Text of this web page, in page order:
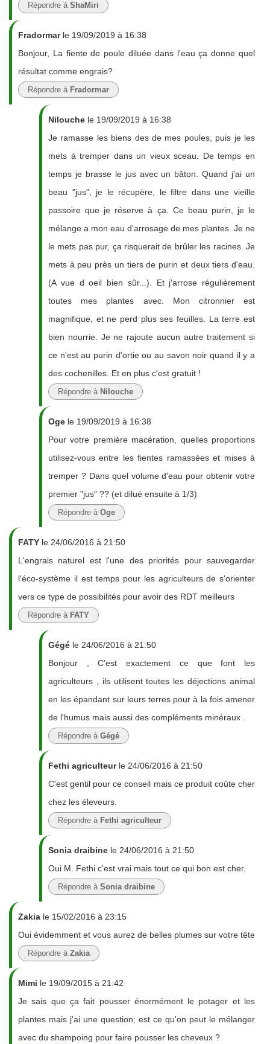
Répondre à ShaMiri
Fradormarle 19/09/2019 à 16:38
Bonjour, La fiente de poule diluée dans l'eau ça donne quel
résultat comme engrais?
Répondre à Fradormar
Nilouche le 19/09/2019 à 16:38
Je ramasse les biens des de mes poules, puis je les
mets à tremper dans un vieux sceau. De temps en
temps je brasse le jus avec un bâton. Quand j'ai un
beau "jus", je le récupère, le filtre dans une vieille
passoire que je réserve à ça. Ce beau purin, je le
mélange a mon eau d'arrosage de mes plantes. Je ne
le mets pas pur, ça risquerait de brûler les racines. Je
mets à peu près un tiers de purin et deux tiers d'eau.
(A vue d oeil bien sûr...). Et j'arrose régulièrement
toutes mes plantes avec. Mon citronnier est
magnifique, et ne perd plus ses feuilles. La terre est
bien nourrie. Je ne rajoute aucun autre traitement si
ce n'est au purin d'ortie ou au savon noir quand il y a
des cochenilles. Et en plus c'est gratuit !
Répondre à Nilouche
Oge le 19/09/2019 à 16:38
Pour votre première macération, quelles proportions
utilisez-vous entre les fientes ramassées et mises à
tremper ? Dans quel volume d'eau pour obtenir votre
premier "jus" ?? (et dilué ensuite à 1/3)
Répondre à Oge
FATY le 24/06/2016 à 21:50
L'engrais naturel est l'une des priorités pour sauvegarder
l'éco-système il est temps pour les agriculteurs de s'orienter
vers ce type de possibilités pour avoir des RDT meilleurs
Répondre à FATY
Gégé le 24/06/2016 à 21:50
Bonjour , C'est exactement ce que font les
agriculteurs , ils utilisent toutes les déjections animal
en les épandant sur leurs terres pour à la fois amener
de l'humus mais aussi des compléments minéraux .
Répondre à Gégé
Fethi agriculteurle 24/06/2016 à 21:50
C'est gentil pour ce conseil mais ce produit coûte cher
chez les éleveurs.
Répondre à Fethi agriculteur
Sonia draibine le 24/06/2016 à 21:50
Oui M. Fethi c'est vrai mais tout ce qui bon est cher.
Répondre à Sonia draibine
Zakia le 15/02/2016 à 23:15
Oui évidemment et vous aurez de belles plumes sur votre tête
Répondre à Zakia
Mimi le 19/09/2015 à 21:42
Je sais que ça fait pousser énormément le potager et les
plantes mais j'ai une question; est ce qu'on peut le mélanger
avec du shampoing pour faire pousser les cheveux ?